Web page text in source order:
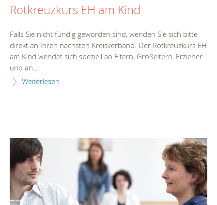
Rotkreuzkurs EH am Kind
Falls Sie nicht fündig geworden sind, wenden Sie sich bitte
direkt an Ihren nächsten Kreisverband. Der Rotkreuzkurs EH
am Kind wendet sich speziell an Eltern, Großeltern, Erzieher
und an...
Weiterlesen